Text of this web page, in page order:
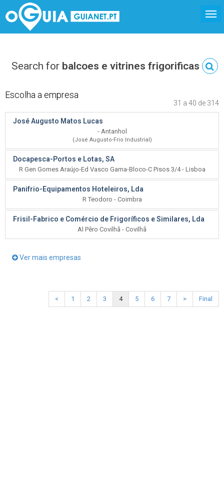
Search for balcoes e vitrines frigorificas
Escolha a empresa
31 a 40 de 314
José Augusto Matos Lucas
- Antanhol
(José Augusto-Frio Industrial)
Docapesca-Portos e Lotas, SA
R Gen Gomes Araújo-Ed Vasco Gama-Bloco-C Pisos 3/4 - Lisboa
Panifrio-Equipamentos Hoteleiros, Lda
R Teodoro - Coimbra
Frisil-Fabrico e Comércio de Frigoríficos e Similares, Lda
Al Pêro Covilhã - Covilhã
Ver mais empresas
< 1 2 3 4 5 6 7 > Final